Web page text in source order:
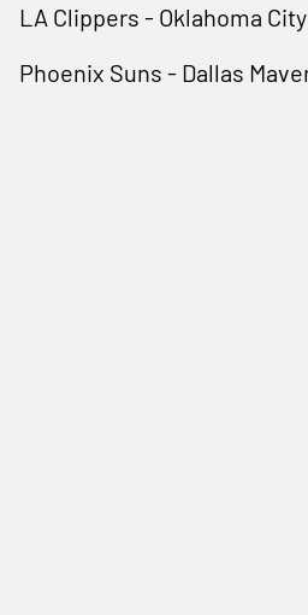
LA Clippers - Oklahoma
Phoenix Suns - Dallas